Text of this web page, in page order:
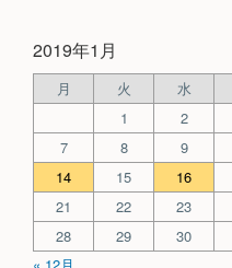
2019年1月
月 火 水
1
2
7
8 9
14
15 16
21
22 23
28
29 30